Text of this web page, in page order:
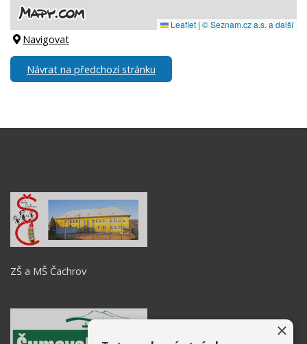
Navigovat
Návrat na předchozí stránku
ZŠ a MŠ Čachrov
×